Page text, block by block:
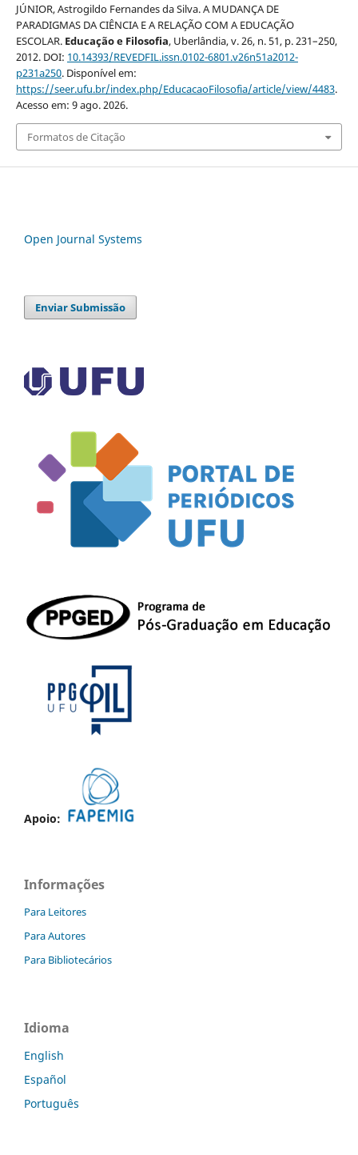
JÚNIOR, Astrogildo Fernandes da Silva. A MUDANÇA DE
PARADIGMAS DA CIÊNCIA E A RELAÇÃO COM A EDUCAÇÃO
ESCOLAR. Educação e Filosofia, Uberlândia, v. 26, n. 51, p. 231–250,
2012. DOI: 10.14393/REVEDFIL.issn.0102-6801.v26n51a2012-
p231a250. Disponível em:
https://seer.ufu.br/index.php/EducacaoFilosofia/article/view/4483.
Acesso em: 9 ago. 2026.
Formatos de Citação
Open Journal Systems
Enviar Submissão
Apoio:
Informações
Para Leitores
Para Autores
Para Bibliotecários
Idioma
English
Español
Português